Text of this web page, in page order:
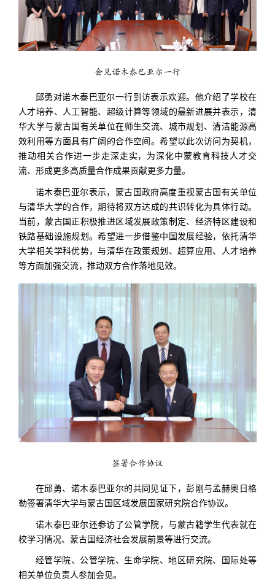
会见诺木泰巴亚尔一行
邱勇对诺木泰巴亚尔一行到访表示欢迎。他介绍了学校在
人才培养、人工智能、超级计算等领域的最新进展并表示，清
华大学与蒙古国有关单位在师生交流、城市规划、清洁能源高
效利用等方面具有广阔的合作空间。希望以此次访问为契机，
推动相关合作进一步走深走实，为深化中蒙教育科技人才交
流、形成更多高质量合作成果贡献更多力量。
诺木泰巴亚尔表示，蒙古国政府高度重视蒙古国有关单位
与清华大学的合作，期待将双方达成的共识转化为具体行动。
当前，蒙古国正积极推进区域发展政策制定、经济特区建设和
铁路基础设施规划。希望进一步借鉴中国发展经验，依托清华
大学相关学科优势，与清华在政策规划、超算应用、人才培养
等方面加强交流，推动双方合作落地见效。
签署合作协议
在邱勇、诺木泰巴亚尔的共同见证下，彭刚与孟赫奥日格
勒签署清华大学与蒙古国区域发展国家研究院合作协议。
诺木泰巴亚尔还参访了公管学院，与蒙古籍学生代表就在
校学习情况、蒙古国经济社会发展前景等进行交流。
经管学院、公管学院、生命学院、地区研究院、国际处等
相关单位负责人参加会见。